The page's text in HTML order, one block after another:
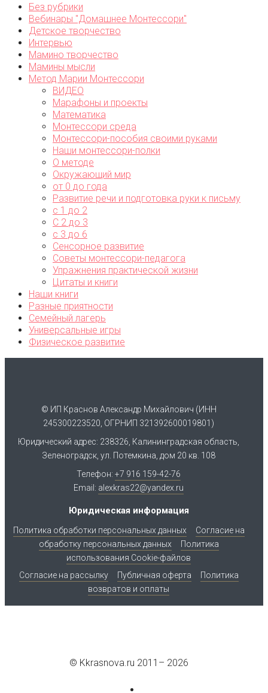
Без рубрики
Вебинары "Домашнее Монтессори"
Детское творчество
Интервью
Мамино творчество
Мамины мысли
Метод Марии Монтессори
ВИДЕО
Марафоны и проекты
Математика
Монтессори среда
Монтессори-пособия своими руками
Наши монтессори-полки
О методе
Окружающий мир
от 0 до года
Развитие речи и подготовка руки к письму
с 1 до 2
С 2 до 3
с 3 до 6
Сенсорное развитие
Советы монтессори-педагога
Упражнения практической жизни
Цитаты и книги
Наши книги
Разные приятности
Семейный лагерь
Универсальные игры
Физическое развитие
© ИП Краснов Александр Михайлович (ИНН
245300223520, ОГРНИП 321392600019801)
Юридический адрес: 238326, Калининградская область,
Зеленоградск, ул. Потемкина, дом 20 кв. 108
Телефон:+7 916 159-42-76
Email: alexkras22@yandex.ru
Юридическая информация
Политика обработки персональных данных
Согласие на
обработку персональных данных
Политика
использования Cookie-файлов
Согласие на рассылку
Публичная оферта
Политика
возвратов и оплаты
© Kkrasnova.ru 2011– 2026